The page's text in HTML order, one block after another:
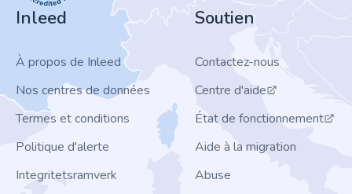
Inleed
À propos de Inleed
Nos centres de données
Termes et conditions
Politique d'alerte
Integritetsramverk
Soutien
Contactez-nous
Centre d'aide
État de fonctionnement
Aide à la migration
Abuse